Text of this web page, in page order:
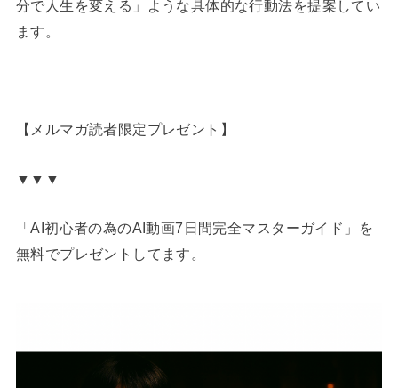
分で人生を変える」ような具体的な行動法を提案してい
ます。
【メルマガ読者限定プレゼント】
▼▼▼
「AI初心者の為のAI動画7日間完全マスターガイド」を
無料でプレゼントしてます。